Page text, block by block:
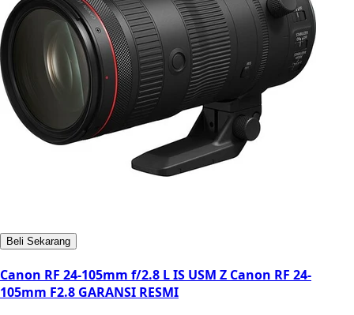
Beli Sekarang
Canon RF 24-105mm f/2.8 L IS USM Z Canon RF 24-
105mm F2.8 GARANSI RESMI